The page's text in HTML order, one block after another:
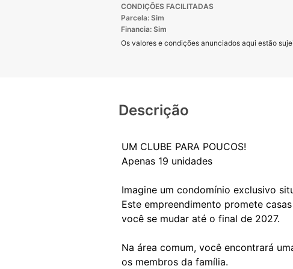
CONDIÇÕES FACILITADAS
Parcela: Sim
Financia: Sim
Os valores e condições anunciados aqui estão
Descrição
UM CLUBE PARA POUCOS!
Apenas 19 unidades
Imagine um condomínio exclusivo
Este empreendimento promete
você se mudar até o final de 2027.
Na área comum, você encontrará
os membros da família.